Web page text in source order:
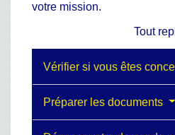
votre mission.
Tout
Vérifier si vous êtes
Préparer les documents